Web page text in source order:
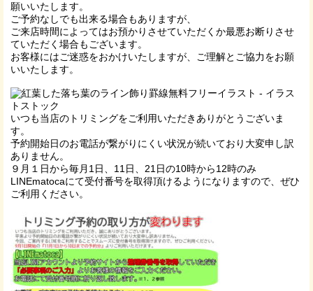
願いいたします。
ご予約なしでも出来る場合もありますが、
ご来店時間によってはお預かりさせていただくか最悪お断りさせ
ていただく場合もございます。
お客様にはご迷惑をおかけいたしますが、ご理解とご協力をお願
いいたします。
いつも当店のトリミングをご利用いただきありがとうございま
す。
予約開始日のお電話が繋がりにくい状況が続いており大変申し訳
ありません。
９月１日から毎月1日、11日、21日の10時から12時のみ
LINEmatocaにて受付番号を取得頂けるようになりますので、ぜひ
ご利用ください。